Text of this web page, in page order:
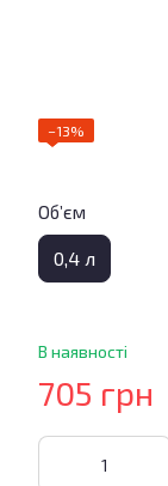
−13%
Об’єм
0,4 л
В наявності
705 грн